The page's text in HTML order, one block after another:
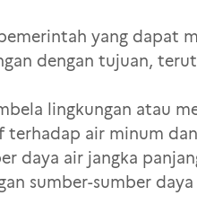
yang dapat
dengan tujuan,
lingkungan atau
terhadap air minum
daya air jangka
sumber-sumber daya